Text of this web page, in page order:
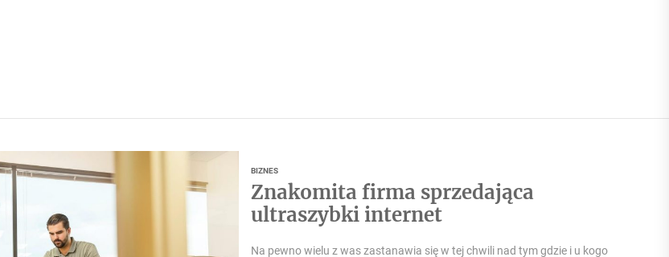
BIZNES
Znakomita firma sprzedająca
ultraszybki internet
Na pewno wielu z was zastanawia się w tej chwili nad tym gdzie i u kogo